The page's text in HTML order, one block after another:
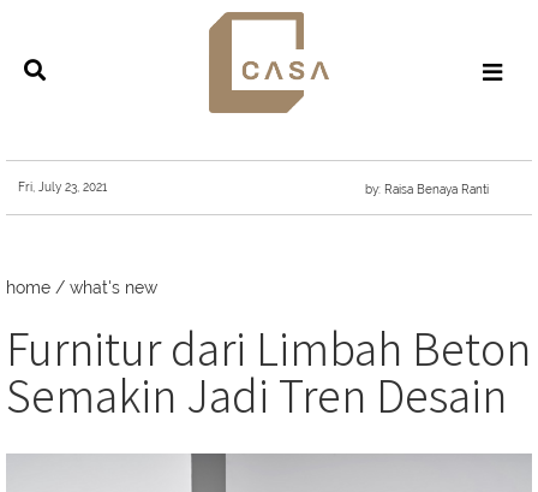
Fri, July 23, 2021 by: Raisa Benaya Ranti
home / what's new
Furnitur dari Limbah Beton
Semakin Jadi Tren Desain